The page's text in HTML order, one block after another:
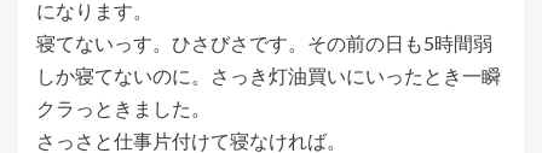
になります。
寝てないっす。ひさびさです。その前の日も5時間弱
しか寝てないのに。さっき灯油買いにいったとき一瞬
クラっときました。
さっさと仕事片付けて寝なければ。